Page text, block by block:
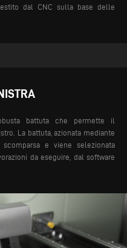
dal CNC sulla base delle
battuta che permette il
La battuta, azionata mediante
e viene selezionata
da eseguire, dal software